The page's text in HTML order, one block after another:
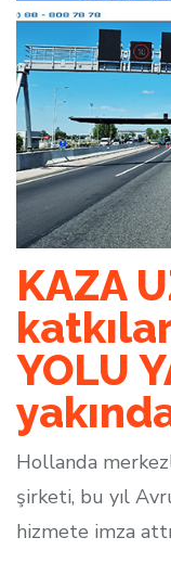
KAZA
YOLU
Hollanda
şirketi, bu yıl
hizmete imza